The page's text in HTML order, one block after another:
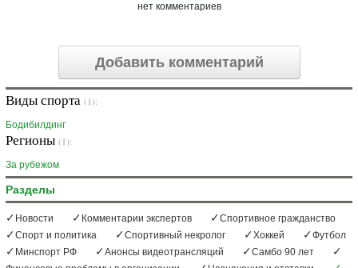
нет комментариев
Добавить комментарий
Виды спорта (1):
Бодибилдинг
Регионы (1):
За рубежом
Разделы
Новости Комментарии экспертов
Спортивное гражданство
Спорт и политика
Спортивный некролог Хоккей
Футбол
Минспорт РФ
Анонсы видеотрансляций
Самбо 90 лет